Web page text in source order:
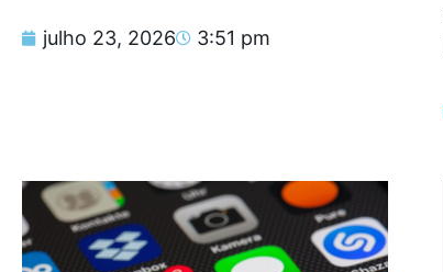
julho 23, 2026 3:51 pm